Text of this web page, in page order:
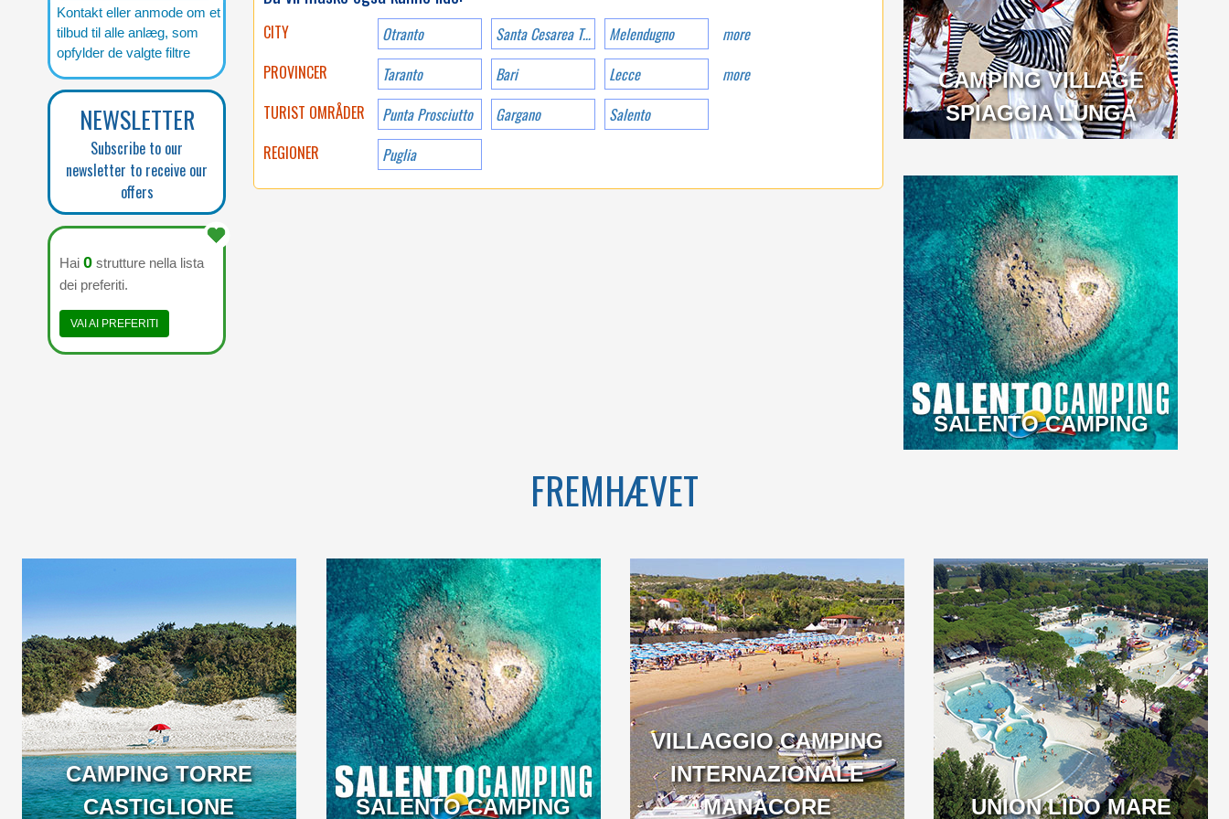
Kontakt eller anmode om et
tilbud til alle anlæg, som
opfylder de valgte filtre
NEWSLETTER
Subscribe to our
newsletter to receive our
offers
Hai 0 strutture nella lista
dei preferiti.
VAI AI PREFERITI
CITY Otranto Santa Cesarea Terme Melendugno
more
PROVINCER
Taranto Bari Lecce
more
TURIST OMRÅDER
Punta Prosciutto Gargano
Salento
REGIONER
Puglia
CAMPING VILLAGE
SPIAGGIA LUNGA
PUGLIA
IN CLOSE CONTACT
SALENTO CAMPING
FREMHÆVET
CAMPING TORRE
CASTIGLIONE
SALENTO, APULIA,
WITHOUT SACRIFICING
COMFORT.
SALENTO CAMPING
YOUR HOLIDAYS IN
GARGANO, TRUE
EMOTION
VILLAGGIO CAMPING
INTERNAZIONALE
MANACORE
PUGLIA
WELCOME TO THE
FIRST 5 STAR CAMPING
IN ITALY
UNION LIDO MARE
VENETO